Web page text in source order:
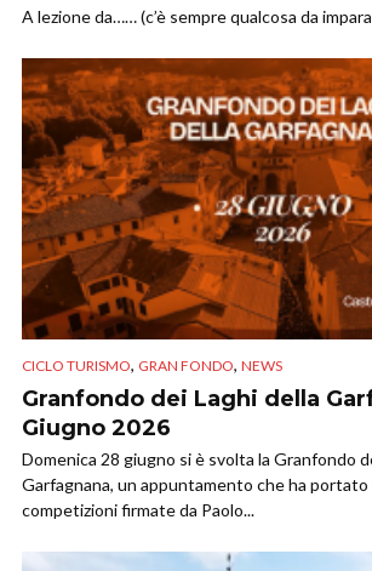
A lezione da…… (c’è sempre qualcosa da
CICLO TURISMO, GRAN FONDO, NEWS
Granfondo dei Laghi della
Giugno 2026
Domenica 28 giugno si è svolta la Granfondo
Garfagnana, un appuntamento che ha
competizioni firmate da Paolo...